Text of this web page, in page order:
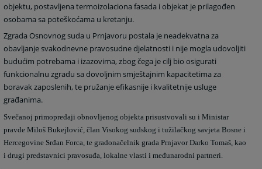
objektu, postavljena termoizolaciona fasada i objekat je prilagođen
osobama sa poteškoćama u kretanju.
Zgrada Osnovnog suda u Prnjavoru postala je neadekvatna za
obavljanje svakodnevne pravosudne djelatnosti i nije mogla udovoljiti
budućim potrebama i izazovima, zbog čega je cilj bio osigurati
funkcionalnu zgradu sa dovoljnim smještajnim kapacitetima za
boravak zaposlenih, te pružanje efikasnije i kvalitetnije usluge
građanima.
Svečanoj primopredaji obnovljenog objekta prisustvovali su i Ministar
pravde Miloš Bukejlović, član Visokog sudskog i tužilačkog savjeta Bosne i
Hercegovine Srđan Forca, te gradonačelnik grada Prnjavor Darko Tomaš, kao
i drugi predstavnici pravosuđa, lokalne vlasti i međunarodni partneri.